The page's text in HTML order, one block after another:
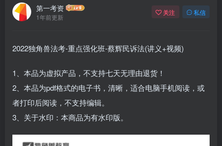
第一考资
1年前更新
关注 私信
2022独角兽法考-重点强化班-蔡辉民诉法(讲义+视频)
1、本品为虚拟产品，不支持七天无理由退货！
2、本品为pdf格式的电子书，清晰，适合电脑手机阅读，或
者打印后阅读，不支持编辑。
3、关于水印：本商品为有水印版。